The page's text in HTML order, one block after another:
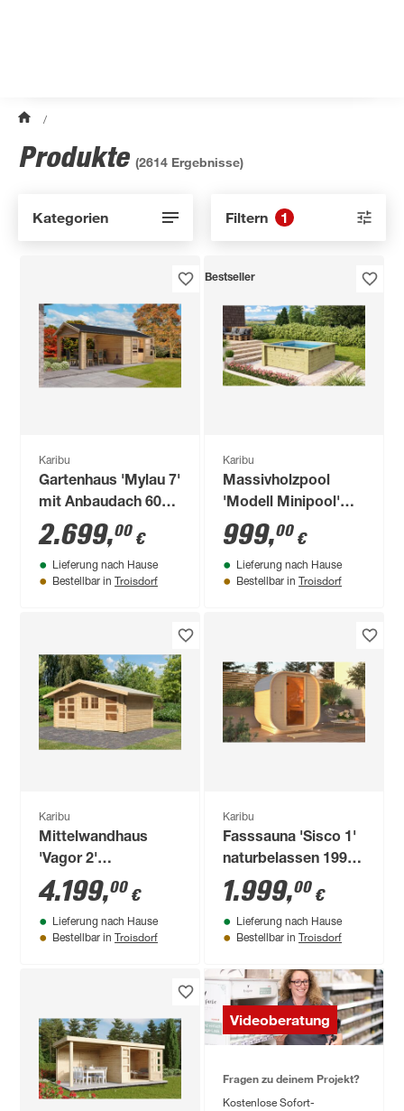
/
Produkte (2614 Ergebnisse)
Kategorien Filtern 1
Karibu
Gartenhaus 'Mylau 7'
mit Anbaudach 600
x 304 x 250 cm
naturfarben
2.699,00 €
Lieferung nach Hause
Bestellbar in Troisdorf
Bestseller
Karibu
Massivholzpool
'Modell Minipool'
200,5 x 78 x 223 cm
999,00 €
Lieferung nach Hause
Bestellbar in Troisdorf
Karibu
Mittelwandhaus
'Vagor 2'
naturbelassen 526 x
273 x 390 cm
4.199,00 €
Lieferung nach Hause
Bestellbar in Troisdorf
Karibu
Fasssauna 'Sisco 1'
naturbelassen 199 x
175 x 205 cm
1.999,00 €
Lieferung nach Hause
Bestellbar in Troisdorf
Videoberatung
Fragen zu deinem Projekt?
Kostenlose Sofort-